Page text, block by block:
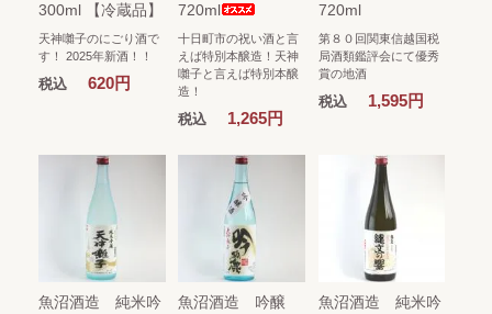
300ml 【冷蔵品】
天神囃子のにごり酒で
す！ 2025年新酒！！
税込 620円
720ml
十日町市の祝い酒と言
えば特別本醸造！天神
囃子と言えば特別本醸
造！
税込 1,265円
720ml
第８０回関東信越国税
局酒類鑑評会にて優秀
賞の地酒
税込 1,595円
魚沼酒造 純米吟
魚沼酒造 吟醸
魚沼酒造 純米吟